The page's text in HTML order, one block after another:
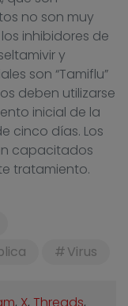
no son muy
inhibidores de
y
son “Tamiflu”
deben utilizarse
inicial de la
cinco días. Los
capacitados
tratamiento.
Virus